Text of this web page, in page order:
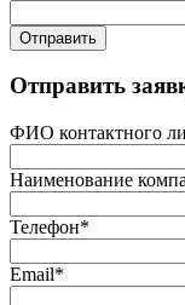
Отправить
Отправить
ФИО контактного
Наименование
Телефон*
Email*